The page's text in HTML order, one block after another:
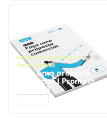
NEGÓCIOS, PROCESSOS
EMPRESARIAIS
Faça uma proposta
comercial | Prompts
ChatGPT